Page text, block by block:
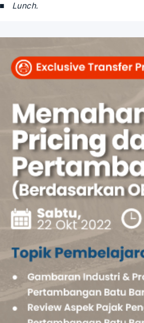
Lunch.